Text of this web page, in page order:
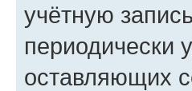
учётную
периодически
оставляющих